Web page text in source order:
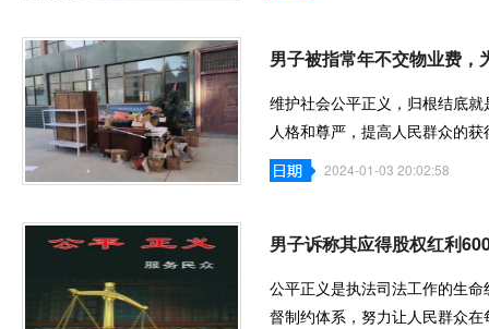
男子被指常年不交物业费，
维护社会公平正义，归根结底
人格和尊严，提高人民群众的
的向往。近2024-01-03 20:02:58
男子诉称其应得股权红利
公平正义是执法司法工作的生
督制约体系，努力让人民群众